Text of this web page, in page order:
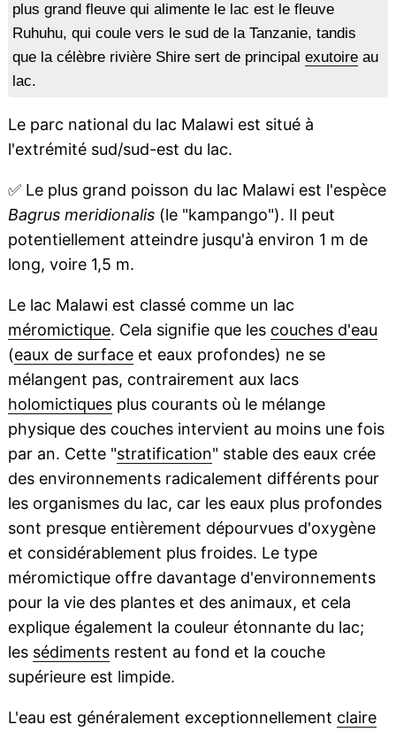
plus grand fleuve qui alimente le lac est le fleuve
Ruhuhu, qui coule vers le sud de la Tanzanie, tandis
que la célèbre rivière Shire sert de principal exutoireau
lac.
Le parc national du lac Malawi est situé à
l'extrémité sud/sud-est du lac.
✅Le plus grand poisson du lac Malawi est l'espèce
Bagrus meridionalis(le "kampango"). Il peut
potentiellement atteindre jusqu'à environ 1 m de
long, voire 1,5 m.
Le lac Malawi est classé comme un lac
méromictique. Cela signifie que les couches d'eau
(eaux de surfaceet eaux profondes) ne se
mélangent pas, contrairement aux lacs
holomictiquesplus courants où le mélange
physique des couches intervient au moins une fois
par an. Cette "stratification" stable des eaux crée
des environnements radicalement différents pour
les organismes du lac, car les eaux plus profondes
sont presque entièrement dépourvues d'oxygène
et considérablement plus froides. Le type
méromictique offre davantage d'environnements
pour la vie des plantes et des animaux, et cela
explique également la couleur étonnante du lac;
les sédimentsrestent au fond et la couche
supérieure est limpide.
L'eau est généralement exceptionnellement claire